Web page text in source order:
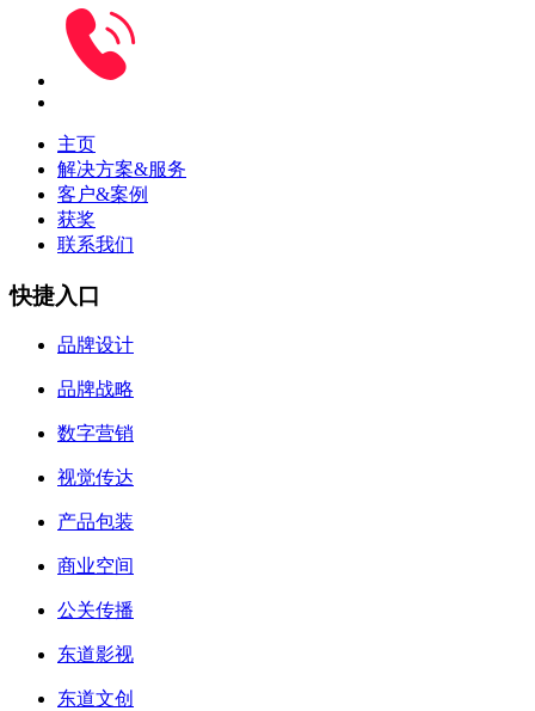
主页
解决方案&服务
客户&案例
获奖
联系我们
快捷入口
品牌设计
品牌战略
数字营销
视觉传达
产品包装
商业空间
公关传播
东道影视
东道文创